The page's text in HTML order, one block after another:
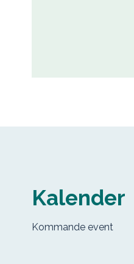
Kalender
Kommande event